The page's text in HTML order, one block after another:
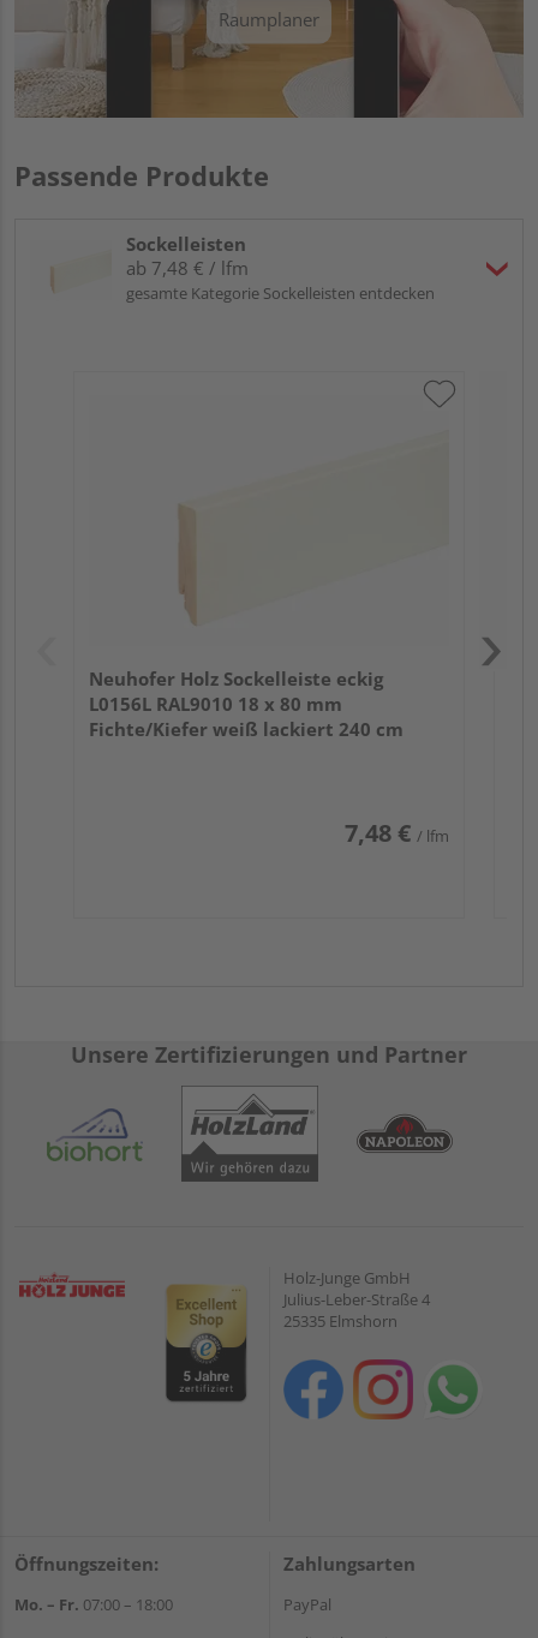
Raumplaner
Passende Produkte
Sockelleisten
ab 7,48 € / lfm
gesamte Kategorie Sockelleisten entdecken
Neuhofer Holz Sockelleiste eckig
L0156L RAL9010 18 x 80 mm
Fichte/Kiefer weiß lackiert 240 cm
7,48 € / lfm
Unsere Zertifizierungen und Partner
Holz-Junge GmbH
Julius-Leber-Straße 4
25335 Elmshorn
Öffnungszeiten:
Mo. – Fr. 07:00 – 18:00
Zahlungsarten
PayPal